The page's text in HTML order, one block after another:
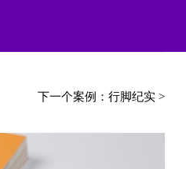
下一个案例 ：行脚纪实 >